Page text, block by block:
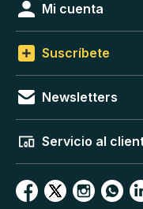
Mi cuenta
Suscríbete
Newsletters
Servicio al